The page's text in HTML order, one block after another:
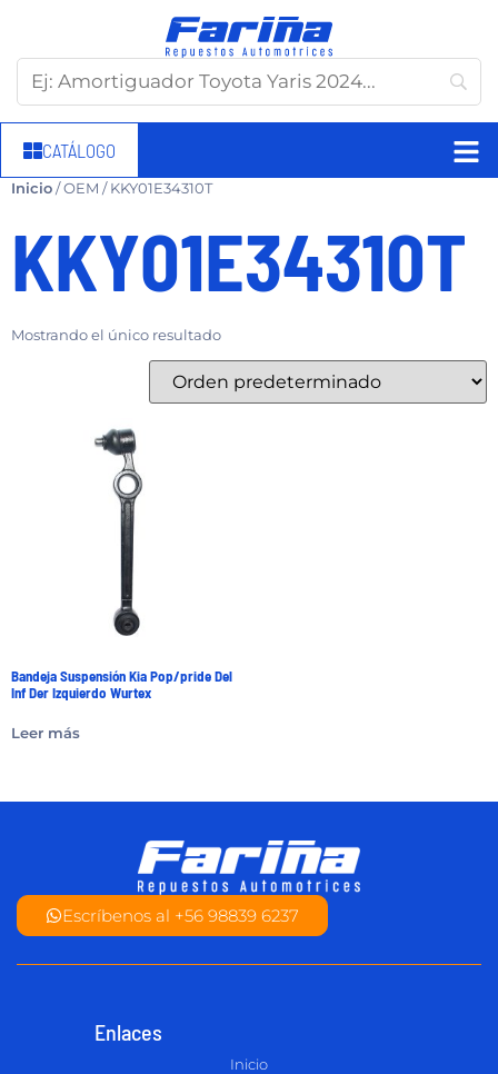
CATÁLOGO
Inicio/ OEM / KKY01E34310T
KKY01E34310T
Mostrando el único resultado
Bandeja Suspensión Kia Pop/pride Del
Inf Der Izquierdo Wurtex
Leer más
Escríbenos al +56 98839 6237
Enlaces
Inicio